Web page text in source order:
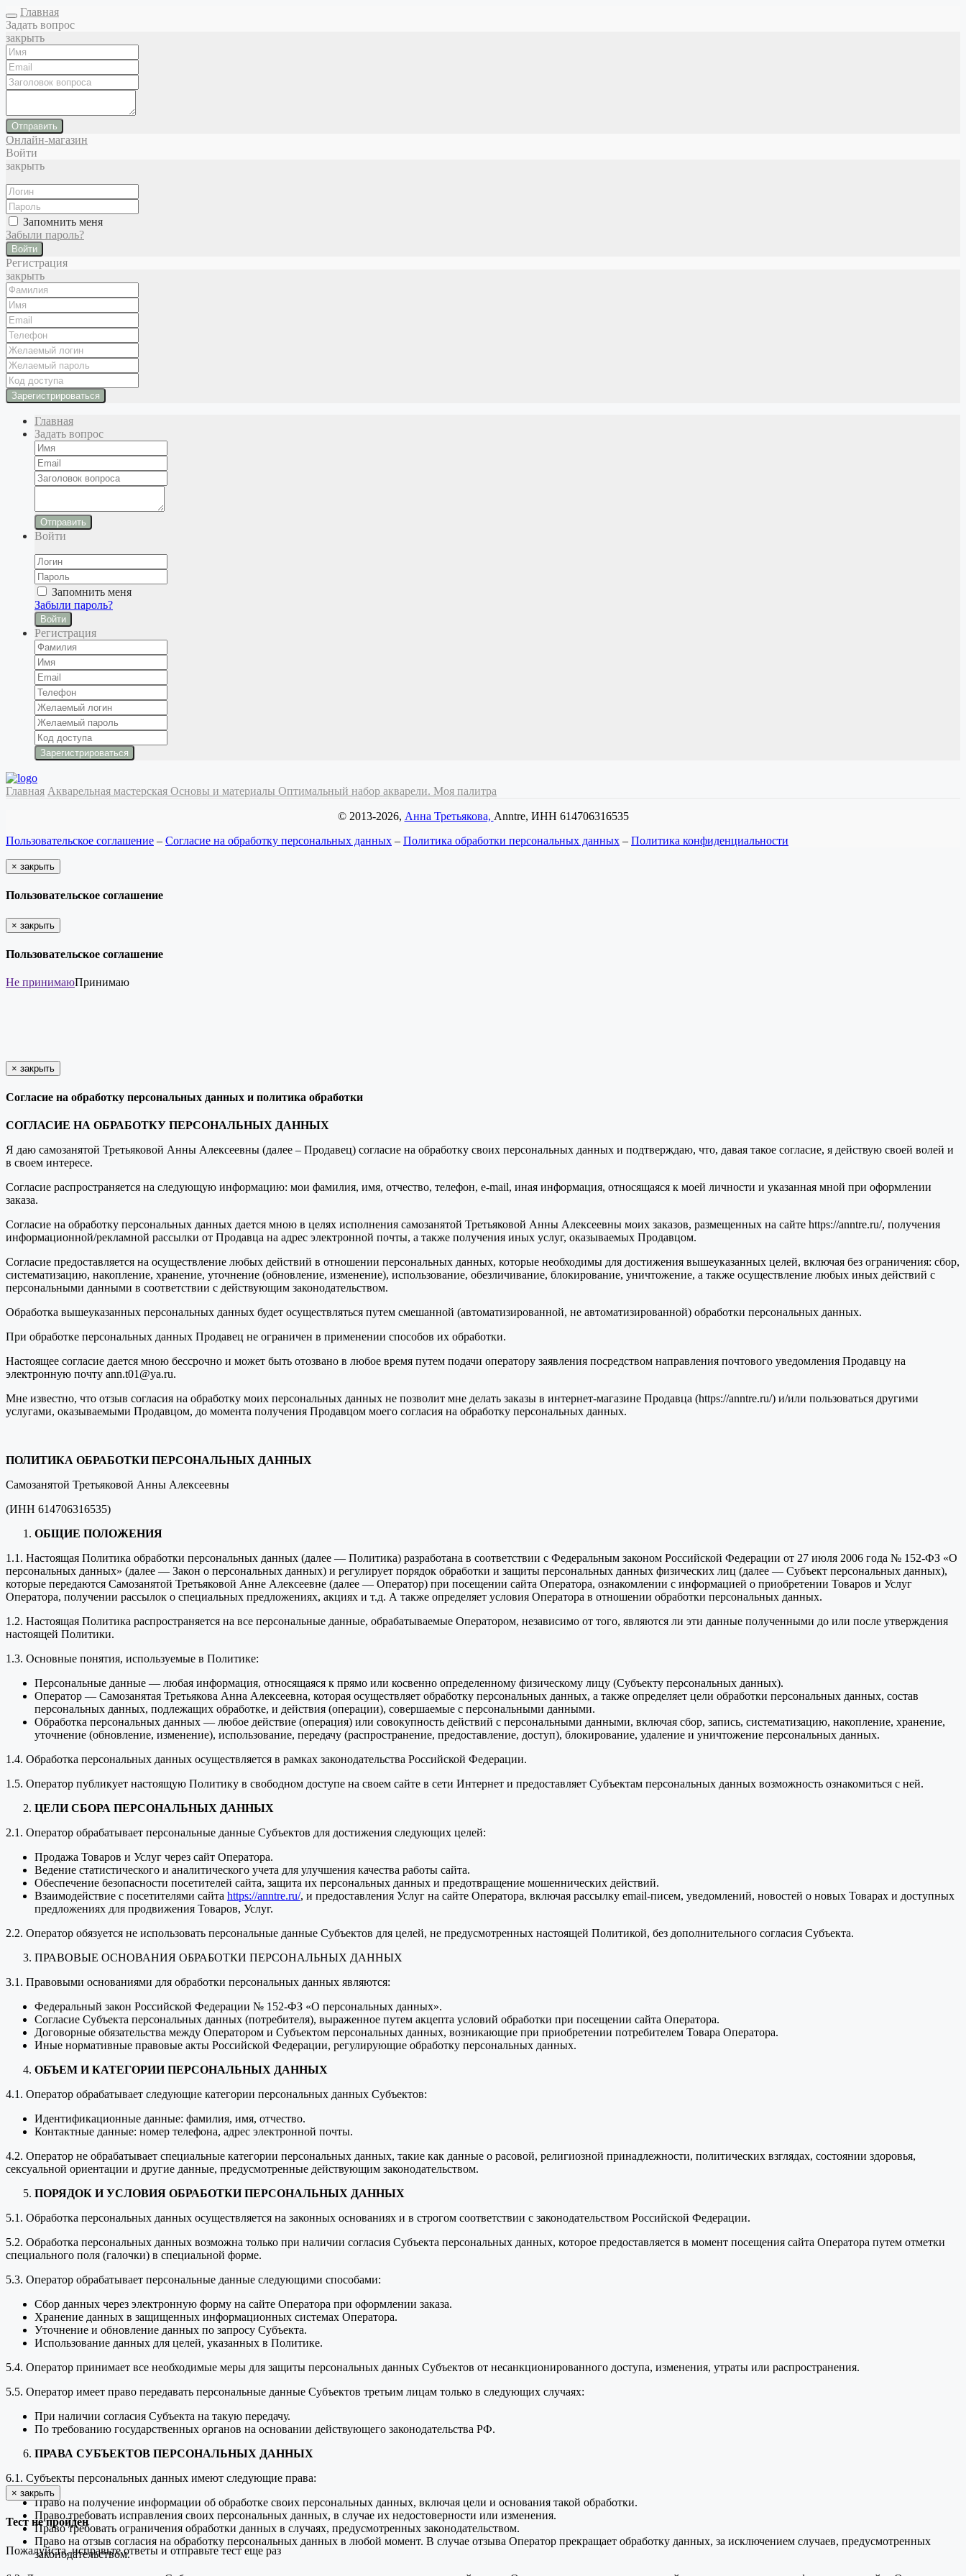
Главная
Задать вопрос
закрыть
Отправить
Онлайн-магазин
Войти
закрыть
Запомнить меня
Забыли пароль?
Войти
Регистрация
закрыть
Главная
Задать вопрос
Отправить
Войти
Запомнить меня
Забыли пароль?
Войти
Регистрация
Главная Акварельная мастерская Основы и материалы Оптимальный набор акварели. Моя палитра
© 2013-2026, Анна Третьякова, Anntre, ИНН 614706316535
Пользовательское соглашение – Согласие на обработку персональных данных – Политика обработки персональных данных – Политика конфиденциальности
× закрыть
Пользовательское соглашение
× закрыть
Пользовательское соглашение
Не принимаюПринимаю
× закрыть
Тест не пройден
Пожалуйста, исправьте ответы и отправьте тест еще раз
× закрыть
Согласие на обработку персональных данных и политика обработки
СОГЛАСИЕ НА ОБРАБОТКУ ПЕРСОНАЛЬНЫХ ДАННЫХ
Я даю самозанятой Третьяковой Анны Алексеевны (далее – Продавец) согласие на обработку своих персональных данных и подтверждаю, что, давая такое согласие, я действую своей волей и
в своем интересе.
Согласие распространяется на следующую информацию: мои фамилия, имя, отчество, телефон, e-mail, иная информация, относящаяся к моей личности и указанная мной при оформлении
заказа.
Согласие на обработку персональных данных дается мною в целях исполнения самозанятой Третьяковой Анны Алексеевны моих заказов, размещенных на сайте https://anntre.ru/, получения
информационной/рекламной рассылки от Продавца на адрес электронной почты, а также получения иных услуг, оказываемых Продавцом.
Согласие предоставляется на осуществление любых действий в отношении персональных данных, которые необходимы для достижения вышеуказанных целей, включая без ограничения: сбор,
систематизацию, накопление, хранение, уточнение (обновление, изменение), использование, обезличивание, блокирование, уничтожение, а также осуществление любых иных действий с
персональными данными в соответствии с действующим законодательством.
Обработка вышеуказанных персональных данных будет осуществляться путем смешанной (автоматизированной, не автоматизированной) обработки персональных данных.
При обработке персональных данных Продавец не ограничен в применении способов их обработки.
Настоящее согласие дается мною бессрочно и может быть отозвано в любое время путем подачи оператору заявления посредством направления почтового уведомления Продавцу на
электронную почту ann.t01@ya.ru.
Мне известно, что отзыв согласия на обработку моих персональных данных не позволит мне делать заказы в интернет-магазине Продавца (https://anntre.ru/) и/или пользоваться другими
услугами, оказываемыми Продавцом, до момента получения Продавцом моего согласия на обработку персональных данных.
ПОЛИТИКА ОБРАБОТКИ ПЕРСОНАЛЬНЫХ ДАННЫХ
Самозанятой Третьяковой Анны Алексеевны
(ИНН 614706316535)
ОБЩИЕ ПОЛОЖЕНИЯ
1.1. Настоящая Политика обработки персональных данных (далее — Политика) разработана в соответствии с Федеральным законом Российской Федерации от 27 июля 2006 года № 152-ФЗ «О
персональных данных» (далее — Закон о персональных данных) и регулирует порядок обработки и защиты персональных данных физических лиц (далее — Субъект персональных данных),
которые передаются Самозанятой Третьяковой Анне Алексеевне (далее — Оператор) при посещении сайта Оператора, ознакомлении с информацией о приобретении Товаров и Услуг
Оператора, получении рассылок о специальных предложениях, акциях и т.д. А также определяет условия Оператора в отношении обработки персональных данных.
1.2. Настоящая Политика распространяется на все персональные данные, обрабатываемые Оператором, независимо от того, являются ли эти данные полученными до или после утверждения
настоящей Политики.
1.3. Основные понятия, используемые в Политике:
Персональные данные — любая информация, относящаяся к прямо или косвенно определенному физическому лицу (Субъекту персональных данных).
Оператор — Самозанятая Третьякова Анна Алексеевна, которая осуществляет обработку персональных данных, а также определяет цели обработки персональных данных, состав
персональных данных, подлежащих обработке, и действия (операции), совершаемые с персональными данными.
Обработка персональных данных — любое действие (операция) или совокупность действий с персональными данными, включая сбор, запись, систематизацию, накопление, хранение,
уточнение (обновление, изменение), использование, передачу (распространение, предоставление, доступ), блокирование, удаление и уничтожение персональных данных.
1.4. Обработка персональных данных осуществляется в рамках законодательства Российской Федерации.
1.5. Оператор публикует настоящую Политику в свободном доступе на своем сайте в сети Интернет и предоставляет Субъектам персональных данных возможность ознакомиться с ней.
ЦЕЛИ СБОРА ПЕРСОНАЛЬНЫХ ДАННЫХ
2.1. Оператор обрабатывает персональные данные Субъектов для достижения следующих целей:
Продажа Товаров и Услуг через сайт Оператора.
Ведение статистического и аналитического учета для улучшения качества работы сайта.
Обеспечение безопасности посетителей сайта, защита их персональных данных и предотвращение мошеннических действий.
Взаимодействие с посетителями сайта https://anntre.ru/, и предоставления Услуг на сайте Оператора, включая рассылку email-писем, уведомлений, новостей о новых Товарах и доступных
предложениях для продвижения Товаров, Услуг.
2.2. Оператор обязуется не использовать персональные данные Субъектов для целей, не предусмотренных настоящей Политикой, без дополнительного согласия Субъекта.
ПРАВОВЫЕ ОСНОВАНИЯ ОБРАБОТКИ ПЕРСОНАЛЬНЫХ ДАННЫХ
3.1. Правовыми основаниями для обработки персональных данных являются:
Федеральный закон Российской Федерации № 152-ФЗ «О персональных данных».
Согласие Субъекта персональных данных (потребителя), выраженное путем акцепта условий обработки при посещении сайта Оператора.
Договорные обязательства между Оператором и Субъектом персональных данных, возникающие при приобретении потребителем Товара Оператора.
Иные нормативные правовые акты Российской Федерации, регулирующие обработку персональных данных.
ОБЪЕМ И КАТЕГОРИИ ПЕРСОНАЛЬНЫХ ДАННЫХ
4.1. Оператор обрабатывает следующие категории персональных данных Субъектов:
Идентификационные данные: фамилия, имя, отчество.
Контактные данные: номер телефона, адрес электронной почты.
4.2. Оператор не обрабатывает специальные категории персональных данных, такие как данные о расовой, религиозной принадлежности, политических взглядах, состоянии здоровья,
сексуальной ориентации и другие данные, предусмотренные действующим законодательством.
ПОРЯДОК И УСЛОВИЯ ОБРАБОТКИ ПЕРСОНАЛЬНЫХ ДАННЫХ
5.1. Обработка персональных данных осуществляется на законных основаниях и в строгом соответствии с законодательством Российской Федерации.
5.2. Обработка персональных данных возможна только при наличии согласия Субъекта персональных данных, которое предоставляется в момент посещения сайта Оператора путем отметки
специального поля (галочки) в специальной форме.
5.3. Оператор обрабатывает персональные данные следующими способами:
Сбор данных через электронную форму на сайте Оператора при оформлении заказа.
Хранение данных в защищенных информационных системах Оператора.
Уточнение и обновление данных по запросу Субъекта.
Использование данных для целей, указанных в Политике.
5.4. Оператор принимает все необходимые меры для защиты персональных данных Субъектов от несанкционированного доступа, изменения, утраты или распространения.
5.5. Оператор имеет право передавать персональные данные Субъектов третьим лицам только в следующих случаях:
При наличии согласия Субъекта на такую передачу.
По требованию государственных органов на основании действующего законодательства РФ.
ПРАВА СУБЪЕКТОВ ПЕРСОНАЛЬНЫХ ДАННЫХ
6.1. Субъекты персональных данных имеют следующие права:
Право на получение информации об обработке своих персональных данных, включая цели и основания такой обработки.
Право требовать исправления своих персональных данных, в случае их недостоверности или изменения.
Право требовать ограничения обработки данных в случаях, предусмотренных законодательством.
Право на отзыв согласия на обработку персональных данных в любой момент. В случае отзыва Оператор прекращает обработку данных, за исключением случаев, предусмотренных
законодательством.